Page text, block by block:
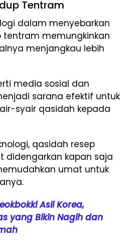
Tentram
dalam menyebarkan
tentram memungkinkan
menjangkau lebih
media sosial dan
sarana efektif untuk
syair qasidah kepada
qasidah resep
didengarkan kapan saja
umat untuk
Asli Korea,
yang Bikin Nagih dan